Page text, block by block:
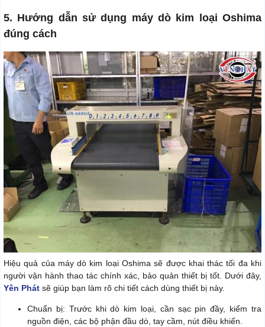
5. Hướng dẫn sử dụng máy dò kim loại Oshima
đúng cách
Hiệu quả của máy dò kim loại Oshima sẽ được khai thác tối đa khi
người vận hành thao tác chính xác, bảo quản thiết bị tốt. Dưới đây,
Yên Phát sẽ giúp bạn làm rõ chi tiết cách dùng thiết bị này.
Chuẩn bị: Trước khi dò kim loại, cần sạc pin đầy, kiểm tra
nguồn điện, các bộ phận đầu dò, tay cầm, nút điều khiển.